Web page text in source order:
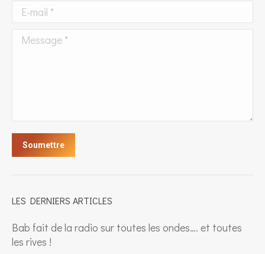
E-mail *
Message *
Soumettre
LES DERNIERS ARTICLES
Bab fait de la radio sur toutes les ondes…. et toutes
les rives !